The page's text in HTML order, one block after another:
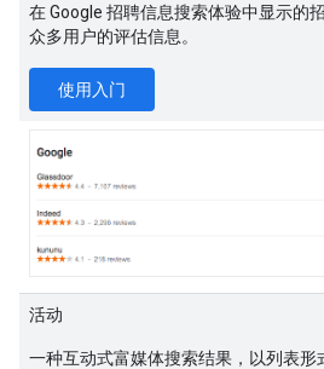
在 Google 招聘信息搜索体验中显示的
众多用户的评估信息。
使用入门
活动
一种互动式富媒体搜索结果，以列表形